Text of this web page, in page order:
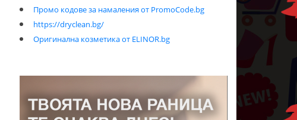
Промо кодове за намаления от PromoCode.bg
https://dryclean.bg/
Оригинална козметика от ELINOR.bg